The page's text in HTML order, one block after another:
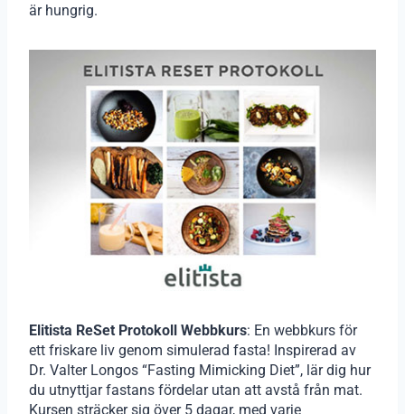
är hungrig.
Elitista ReSet Protokoll Webbkurs: En webbkurs för
ett friskare liv genom simulerad fasta! Inspirerad av
Dr. Valter Longos “Fasting Mimicking Diet”, lär dig hur
du utnyttjar fastans fördelar utan att avstå från mat.
Kursen sträcker sig över 5 dagar, med varje